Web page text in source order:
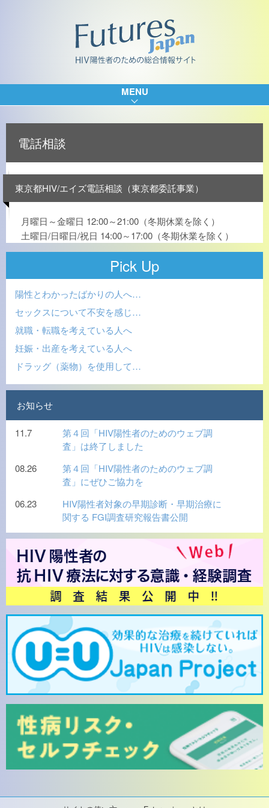
MENU
電話相談
東京都HIV/エイズ電話相談（東京都委託事業）
月曜日～金曜日 12:00～21:00（冬期休業を除く）
土曜日/日曜日/祝日 14:00～17:00（冬期休業を除く）
Pick Up
陽性とわかったばかりの人へ…
セックスについて不安を感じ…
就職・転職を考えている人へ
妊娠・出産を考えている人へ
ドラッグ（薬物）を使用して…
お知らせ
11.7
第４回「HIV陽性者のためのウェブ調
査」は終了しました
08.26
第４回「HIV陽性者のためのウェブ調
査」にぜひご協力を
06.23
HIV陽性者対象の早期診断・早期治療に
関する FGI調査研究報告書公開